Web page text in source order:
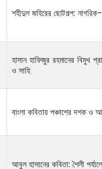
শহীদুল জহিরের ছোটগল্প: নাগরিক-
হাসান হাফিজুর রহমানের বিমুখ
ও সাহি
বাংলা কবিতায় পঞ্চাশের দশক ও
আবুল হাসানের কবিতা: শৈলী